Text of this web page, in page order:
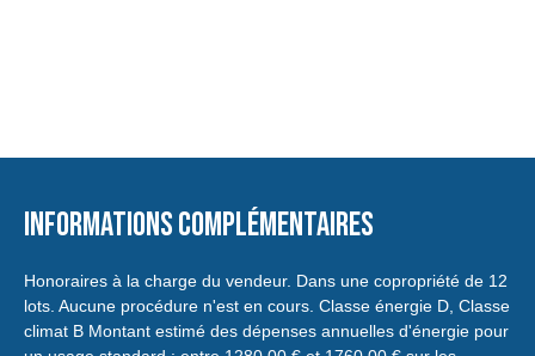
Informations complémentaires
Honoraires à la charge du vendeur. Dans une copropriété de 12
lots. Aucune procédure n'est en cours. Classe énergie D, Classe
climat B Montant estimé des dépenses annuelles d'énergie pour